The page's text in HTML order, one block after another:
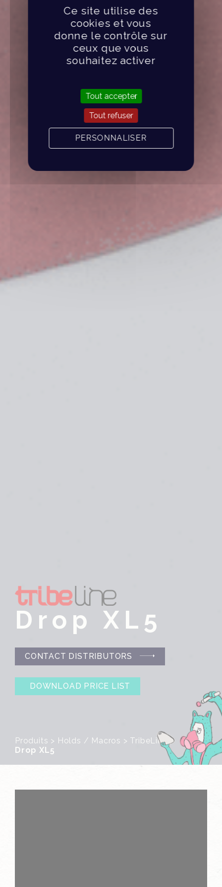
Drop XL5
CONTACT DISTRIBUTORS
DOWNLOAD PRICE LIST
Produits > Holds / Macros > TribeLine >
Drop XL5
Ce site utilise des
cookies et vous
donne le contrôle sur
ceux que vous
souhaitez activer
Tout accepter
Tout refuser
PERSONNALISER